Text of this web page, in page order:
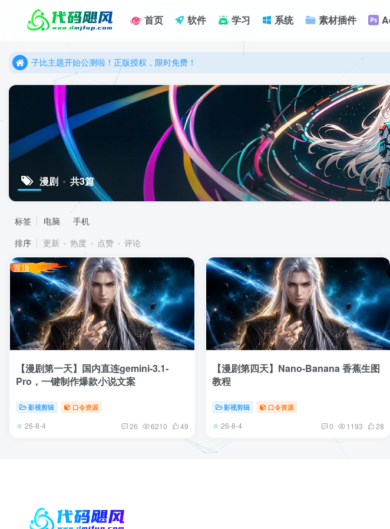
首页 软件 学习 系统 素材插件
子比主题开始公测啦！正版授权，限时免费！
更优雅的WordPress网站主题：子比主题！全面开启
子比主题开始公测啦！正版授权，限时免费！
漫剧 共3篇
标签 电脑
手机
排序
更新 热度 点赞 评论
置顶
【漫剧第一天】国内直连gemini-3.1-
Pro，一键制作爆款小说文案
影视剪辑 口令资源
26-8-4 26 6210 49
【漫剧第四天】Nano-Banana 香蕉生图
教程
影视剪辑 口令资源
26-8-4 0 1193 28